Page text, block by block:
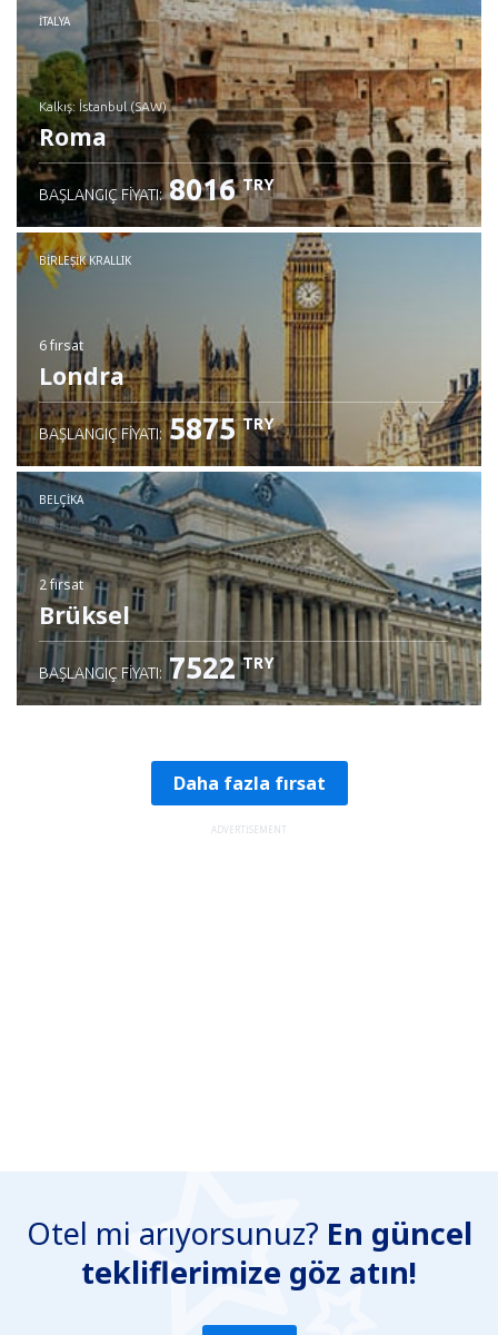
İTALYA
Kalkış: İstanbul (SAW)
Roma
İncele
BAŞLANGIÇ FIYATI: 8016 TRY
BIRLEŞIK KRALLIK
6 fırsat
Londra
BAŞLANGIÇ FIYATI: 5875 TRY
BELÇIKA
2 fırsat
Brüksel
BAŞLANGIÇ FIYATI: 7522 TRY
Daha fazla fırsat
ADVERTISEMENT
Otel mi arıyorsunuz? En güncel
tekliflerimize göz atın!